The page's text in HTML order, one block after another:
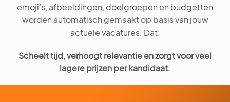
emoji’s, afbeeldingen, doelgroepen en budgetten
worden automatisch gemaakt op basis van jouw
actuele vacatures. Dat:
Scheelt tijd, verhoogt relevantie en zorgt voor veel
lagere prijzen per kandidaat.